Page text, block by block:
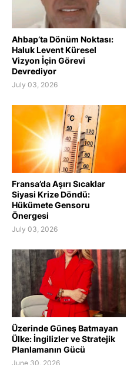
Ahbap’ta Dönüm Noktası:
Haluk Levent Küresel
Vizyon İçin Görevi
Devrediyor
July 03, 2026
Fransa’da Aşırı Sıcaklar
Siyasi Krize Döndü:
Hükümete Gensoru
Önergesi
July 03, 2026
Üzerinde Güneş Batmayan
Ülke: İngilizler ve Stratejik
Planlamanın Gücü
June 30, 2026